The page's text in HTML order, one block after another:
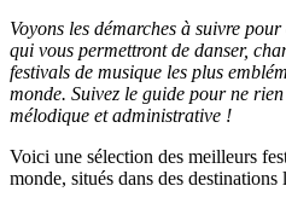
Voyons les démarches à suivre
qui vous permettront de danser,
festivals de musique les plus
monde. Suivez le guide pour ne
mélodique et administrative !
Voici une sélection des meilleurs
monde, situés dans des